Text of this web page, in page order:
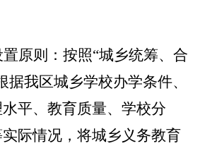
原则： 按照“城乡统筹、合
据我区城乡学校办学条件、
平、教育质量、学校分
际情况，将城乡义务教育